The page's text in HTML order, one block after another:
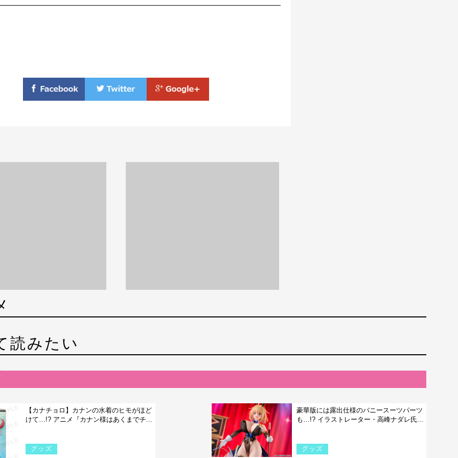
読みたい
【カナチョロ】カナンの水着のヒモがほど
けて…!? アニメ『カナン様はあくまでチ...
グッズ
豪華版には露出仕様のバニースーツパーツ
も…!? イラストレーター・高峰ナダレ氏...
グッズ